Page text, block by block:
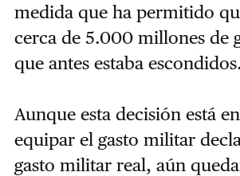
medida que ha permitido
cerca de 5.000 millones de
que antes estaba escondidos.
Aunque esta decisión está
equipar el gasto militar
gasto militar real, aún